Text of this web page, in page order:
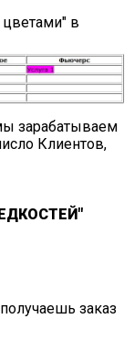
в
зарабатываем
Клиентов,
заказ